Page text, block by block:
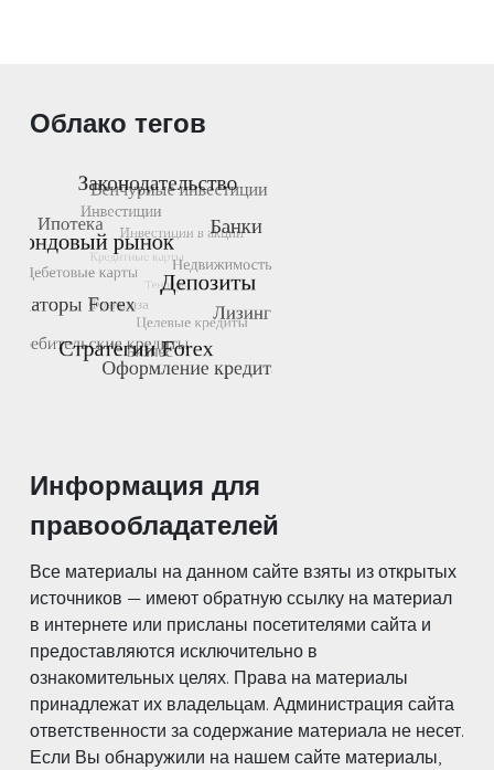
Облако тегов
Информация для
правообладателей
Все материалы на данном сайте взяты из открытых
источников — имеют обратную ссылку на материал
в интернете или присланы посетителями сайта и
предоставляются исключительно в
ознакомительных целях. Права на материалы
принадлежат их владельцам. Администрация сайта
ответственности за содержание материала не несет.
Если Вы обнаружили на нашем сайте материалы,